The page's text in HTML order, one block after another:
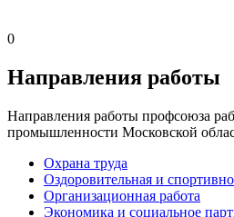
0
Направления работы
Направления работы профсоюза
промышленности Московской
Охрана труда
Оздоровительная и
Организационная работа
Экономика и социальное